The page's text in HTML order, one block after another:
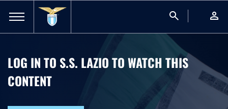
search person
LOG IN TO S.S. LAZIO TO WATCHTHIS
CONTENT